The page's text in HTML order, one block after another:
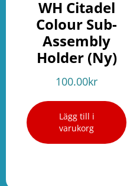
WH Citadel
Colour Sub-
Assembly
Holder (Ny)
100.00kr
Lägg till i
varukorg